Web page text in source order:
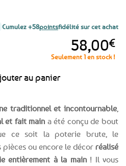
traditionnel et incontournable
et fait main a été conçu de bout
ce soit la poterie brute, le
pièces ou encore le décor réalisé
entièrement à la main! Il vous
58,00€
Seulement 1 en stock !
au panier
Cumulez +58pointsfidélité sur cet achat